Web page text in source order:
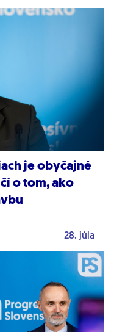
je obyčajné
o tom, ako
28. júla